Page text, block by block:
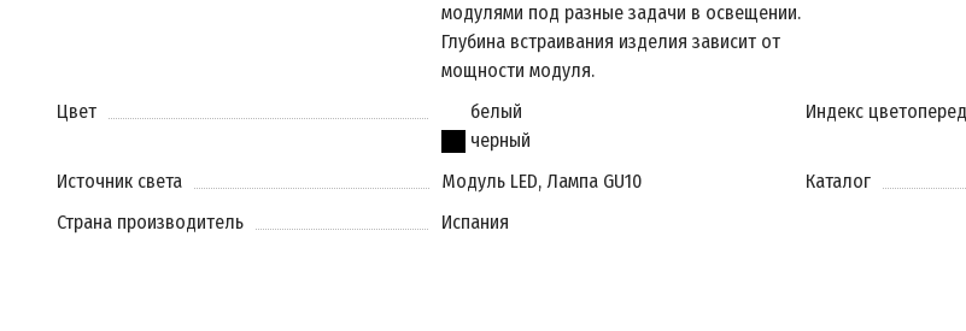
модулями под разные задачи в освещении.
Глубина встраивания изделия зависит от
мощности модуля.
Цвет
белый
черный
Индекс
Источник света Модуль LED, Лампа GU10 Каталог
Страна производитель
Испания